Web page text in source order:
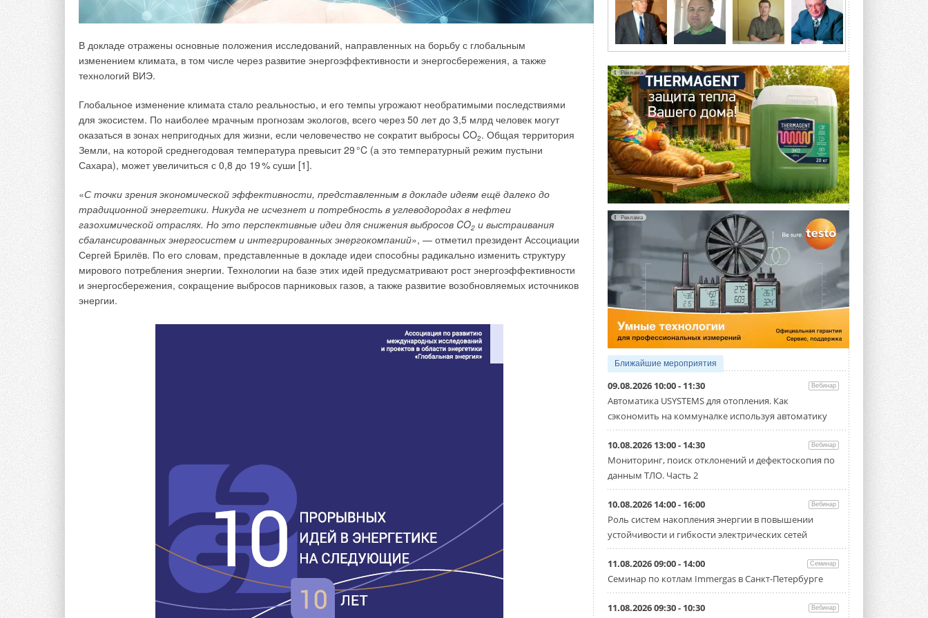
В докладе отражены основные положения исследований, направленных на борьбу с глобальным
изменением климата, в том числе через развитие энергоэффективности и энергосбережения, а также
технологий ВИЭ.
Глобальное изменение климата стало реальностью, и его темпы угрожают необратимыми последствиями
для экосистем. По наиболее мрачным прогнозам экологов, всего через 50 лет до 3,5 млрд человек могут
оказаться в зонах непригодных для жизни, если человечество не сократит выбросы CO2. Общая территория
Земли, на которой среднегодовая температура превысит 29°C (а это температурный режим пустыни
Сахара), может увеличиться с 0,8 до 19% суши [1].
«С точки зрения экономической эффективности, представленным в докладе идеям ещё далеко до
традиционной энергетики. Никуда не исчезнет и потребность в углеводородах в нефтеи
газохимической отраслях. Но это перспективные идеи для снижения выбросов CO2 и выстраивания
сбалансированных энергосистем и интегрированных энергокомпаний», — отметил президент Ассоциации
Сергей Брилёв. По его словам, представленные в докладе идеи способны радикально изменить структуру
мирового потребления энергии. Технологии на базе этих идей предусматривают рост энергоэффективности
и энергосбережения, сокращение выбросов парниковых газов, а также развитие возобновляемых источников
энергии.
5 АВГУСТА 2026
21-й ежегодный форум
«ЦОД-2026»
отеле Radisson Slavyanskaya. Форум
посетит более двух тысяч участников ...
5 АВГУСТА 2026
Китайская Shenling представила
линейку тепловых насосов
«воздух-вода» на R290
Серия ThermaX R290 All-In-One
включает три модели ...
4 АВГУСТА 2026
Тепловые насосы в связке с
солнечной генерацией и
накопителем снижают
потребление на 60%
Исследователи из Италии установили ...
4 АВГУСТА 2026
«РУСКЛИМАТ Fest 2026» в Уфе
собрал свыше 700 профи
климатической отрасли
Организатором выступил торгово-
производственный холдинг ...
3 АВГУСТА 2026
«Датарк» испытал модульный
ЦОД с плотностью 54 кВт на
стойку
Испытания прошли на собственной
производственной площадке и были ...
3 АВГУСТА 2026
Samsung выпускает VRF-
систему DVM на R32
Линейка включает семь типоразмеров
производительностью от 22,4 до 56 кВт.
Суммарная длина трубопроводов ...
«СиСофт Девелопмент» подвел
итоги конкурса студенческих
проектов «ТИМ-лидеры 2026»
Новый сезон конкурса «ТИМ-лидеры»
стартует уже в сентябре 2026 года ...
3 АВГУСТА 2026
«Русклимат» укрепляет
Реклама
Реклама
Ближайшие мероприятия
09.08.2026 10:00 - 11:30 Вебинар
Автоматика USYSTEMS для отопления. Как
сэкономить на коммуналке используя автоматику
10.08.2026 13:00 - 14:30 Вебинар
Мониторинг, поиск отклонений и дефектоскопия по
данным ТЛО. Часть 2
10.08.2026 14:00 - 16:00 Вебинар
Роль систем накопления энергии в повышении
устойчивости и гибкости электрических сетей
11.08.2026 09:00 - 14:00 Семинар
Семинар по котлам Immergas в Санкт-Петербурге
11.08.2026 09:30 - 10:30 Вебинар
потери в сетях?
Опубликовано:
Один из частых вопросов от посетителей звучит так: тарифы на электроэнергию, которые нам
выставляют в садоводческом товариществе выше, чем утвержденный официальный тариф, это
законно? Короткий ответ — нет, это не законно.
Оплата электроэнергии в СНТ: законодательство.